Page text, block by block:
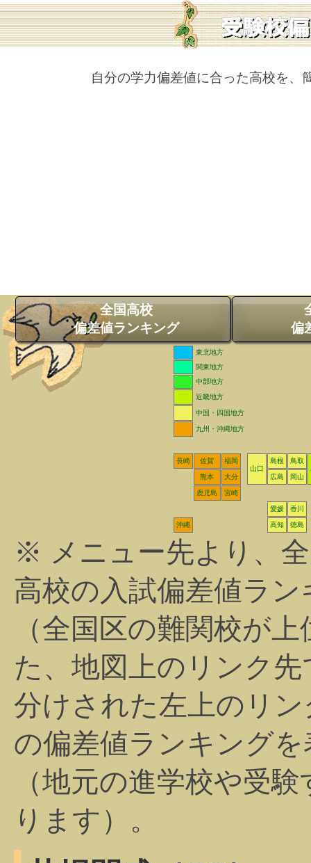
自分の学力偏差値に合った高校を、
全国高校
偏差値ランキング
偏
東北地方
関東地方
中部地方
近畿地方
中国・四国地方
九州・沖縄地方
長崎 佐賀
福岡
山口
島根
鳥取
熊本
大分 広島 岡山
鹿児島 宮崎
愛媛 香川
沖縄 高知 徳島
※ メニュー先より、
高校の入試偏差値ラ
（全国区の難関校が
た、地図上のリンク
分けされた左上のリ
の偏差値ランキング
（地元の進学校や受
ります）。